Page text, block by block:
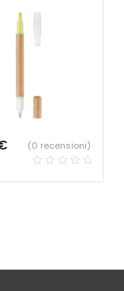
,Penne
(0 recensioni)